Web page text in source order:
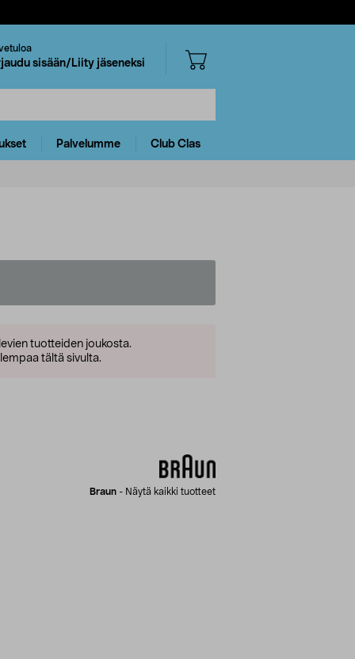
sisään/Liity jäseneksi
Palvelumme Club Clas
tuotteiden joukosta.
tältä sivulta.
Braun - Näytä kaikki tuotteet